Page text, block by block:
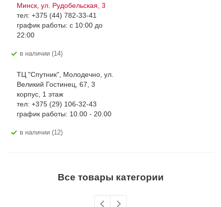
Минск, ул. Рудобельская, 3
тел: +375 (44) 782-33-41
график работы: с 10:00 до
22:00
В наличии (14)
ТЦ "Спутник", Молодечно, ул.
Великий Гостинец, 67, 3
корпус, 1 этаж
тел: +375 (29) 106-32-43
график работы: 10.00 - 20.00
В наличии (12)
Все товары категории